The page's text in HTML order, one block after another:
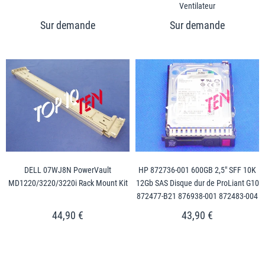
Ventilateur
DELL 07WJ8N PowerVault
MD1220/3220/3220i Rack Mount Kit
44,90 €
HP 872736-001 600GB 2,5" SFF 10K
12Gb SAS Disque dur de ProLiant G10
872477-B21 876938-001 872483-004
43,90 €